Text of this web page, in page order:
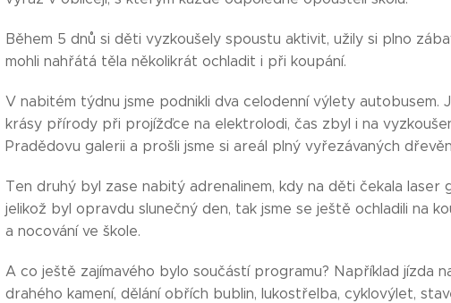
Během 5 dnů si děti vyzkoušely spoustu aktivit, užily si plno
mohli nahřátá těla několikrát ochladit i při koupání.
V nabitém týdnu jsme podnikli dva celodenní výlety autobusem.
krásy přírody při projížďce na elektrolodi, čas zbyl i na
Pradědovu galerii a prošli jsme si areál plný vyřezávaných
Ten druhý byl zase nabitý adrenalinem, kdy na děti čekala
jelikož byl opravdu slunečný den, tak jsme se ještě ochladili na
a nocování ve škole.
A co ještě zajímavého bylo součástí programu? Například jízda
drahého kamení, dělání obřích bublin, lukostřelba, cyklovýlet,